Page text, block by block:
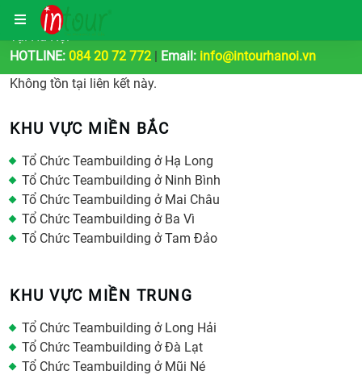
Công Ty Tổ Chức Tour Du Lịch | Teambuilding & Sự Kiện
Tại Hà Nội
HOTLINE: 084 20 72 772 | Email: info@intourhanoi.vn
Không tồn tại liên kết này.
KHU VỰC MIỀN BẮC
Tổ Chức Teambuilding ở Hạ Long
Tổ Chức Teambuilding ở Ninh Bình
Tổ Chức Teambuilding ở Mai Châu
Tổ Chức Teambuilding ở Ba Vì
Tổ Chức Teambuilding ở Tam Đảo
KHU VỰC MIỀN TRUNG
Tổ Chức Teambuilding ở Long Hải
Tổ Chức Teambuilding ở Đà Lạt
Tổ Chức Teambuilding ở Mũi Né